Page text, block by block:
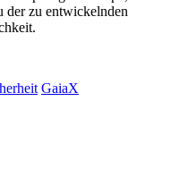
der zu entwickelnden
GaiaX